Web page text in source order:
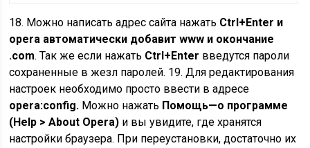
18. Можно написать адрес сайта нажать Ctrl+Enter и
opera автоматически добавит www и окончание
.com. Так же если нажать Ctrl+Enter введутся пароли
сохраненные в жезл паролей. 19. Для редактирования
настроек необходимо просто ввести в адресе
opera:config. Можно нажать Помощь—о программе
(Help > About Opera) и вы увидите, где хранятся
настройки браузера. При переустановки, достаточно их